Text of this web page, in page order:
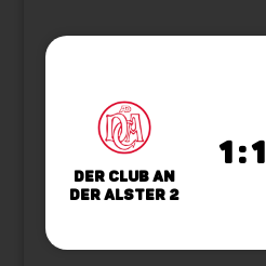
Der Club an
der Alster 2
1 : 1